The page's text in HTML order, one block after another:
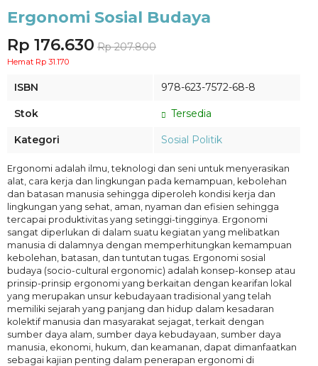
Ergonomi Sosial Budaya
Rp 176.630 Rp 207.800
Hemat Rp 31.170
ISBN 978-623-7572-68-8
Stok Tersedia
Kategori Sosial Politik
Ergonomi adalah ilmu, teknologi dan seni untuk menyerasikan
alat, cara kerja dan lingkungan pada kemampuan, kebolehan
dan batasan manusia sehingga diperoleh kondisi kerja dan
lingkungan yang sehat, aman, nyaman dan efisien sehingga
tercapai produktivitas yang setinggi-tingginya. Ergonomi
sangat diperlukan di dalam suatu kegiatan yang melibatkan
manusia di dalamnya dengan memperhitungkan kemampuan
kebolehan, batasan, dan tuntutan tugas. Ergonomi sosial
budaya (socio-cultural ergonomic) adalah konsep-konsep atau
prinsip-prinsip ergonomi yang berkaitan dengan kearifan lokal
yang merupakan unsur kebudayaan tradisional yang telah
memiliki sejarah yang panjang dan hidup dalam kesadaran
kolektif manusia dan masyarakat sejagat, terkait dengan
sumber daya alam, sumber daya kebudayaan, sumber daya
manusia, ekonomi, hukum, dan keamanan, dapat dimanfaatkan
sebagai kajian penting dalam penerapan ergonomi di